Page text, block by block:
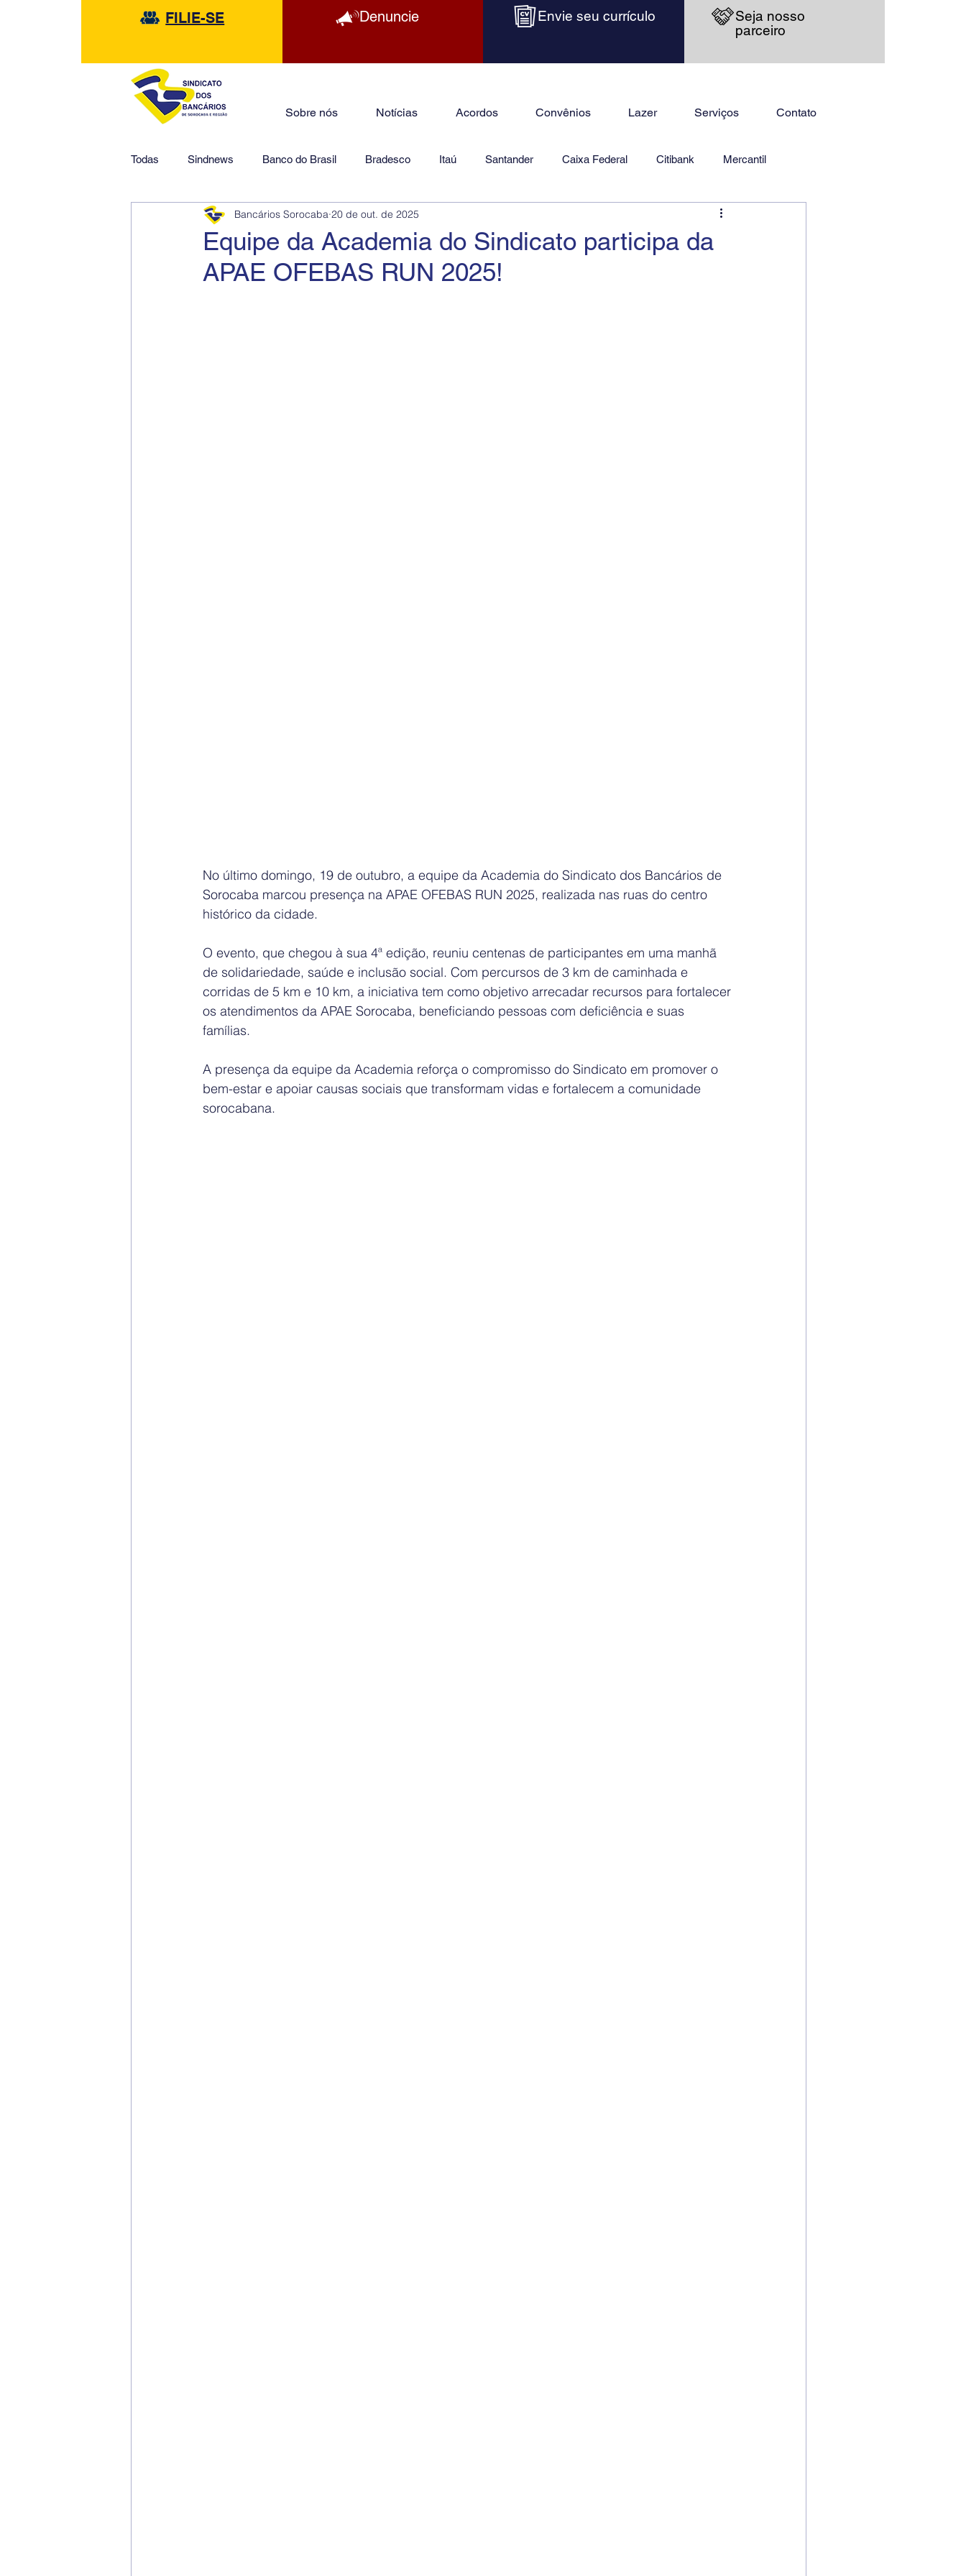
FILIE-SE Denuncie Envie seu currículo
Seja nosso
parceiro
Sobre nós Notícias Acordos Convênios Lazer Serviços Contato
Todas Sindnews Banco do Brasil Bradesco Itaú Santander Caixa Federal Citibank Mercantil
HSBC Financeiras Jurídico
Equipe da Academia do Sindicato participa da
APAE OFEBAS RUN 2025!
Bancários Sorocaba 20 de out. de 2025
No último domingo, 19 de outubro, a equipe da Academia do Sindicato dos Bancários de
Sorocaba marcou presença na APAE OFEBAS RUN 2025, realizada nas ruas do centro
histórico da cidade.
O evento, que chegou à sua 4ª edição, reuniu centenas de participantes em uma manhã
de solidariedade, saúde e inclusão social. Com percursos de 3 km de caminhada e
corridas de 5 km e 10 km, a iniciativa tem como objetivo arrecadar recursos para fortalecer
os atendimentos da APAE Sorocaba, beneficiando pessoas com deficiência e suas
famílias.
A presença da equipe da Academia reforça o compromisso do Sindicato em promover o
bem-estar e apoiar causas sociais que transformam vidas e fortalecem a comunidade
sorocabana.